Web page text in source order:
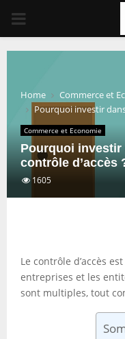
PRIMARY
MENU
Home
Commerce et
Pourquoi investir
Commerce et Economie
Pourquoi investir
contrôle d’accès
1605
Le contrôle d’accès
entreprises et les
sont multiples, tout